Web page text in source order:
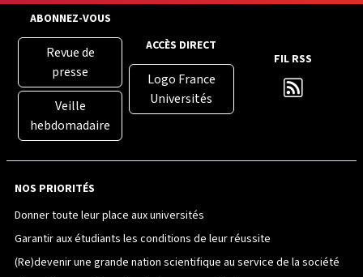
ABONNEZ-VOUS
Revue de
presse
Veille
hebdomadaire
ACCÈS DIRECT
Logo France
Universités
FIL RSS
NOS PRIORITÉS
Donner toute leur place aux universités
Garantir aux étudiants les conditions de leur réussite
(Re)devenir une grande nation scientifique au service de la société